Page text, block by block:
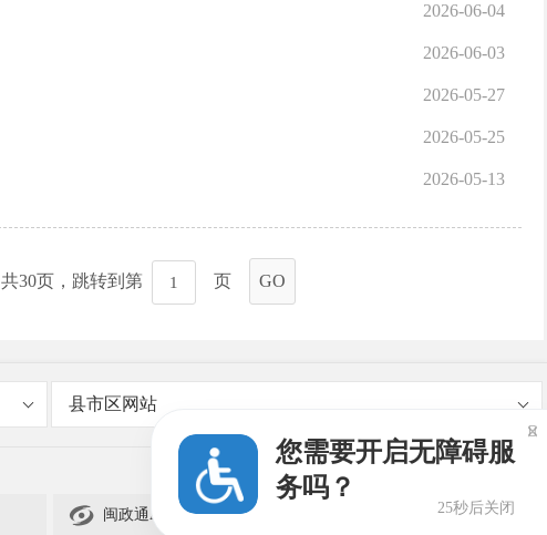
2026-06-04
2026-06-03
2026-05-27
2026-05-25
2026-05-13
共30页，跳转到第 页 GO
县市区网站
 闽政通APP
您需要开启无障碍服
务吗？
25秒后关闭
